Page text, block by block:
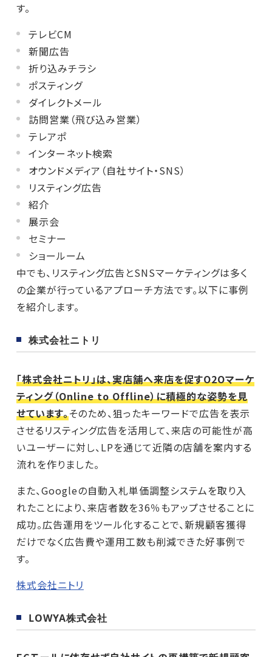
す。
テレビCM
新聞広告
折り込みチラシ
ポスティング
ダイレクトメール
訪問営業（飛び込み営業）
テレアポ
インターネット検索
オウンドメディア（自社サイト・SNS）
リスティング広告
紹介
展示会
セミナー
ショールーム
中でも、リスティング広告とSNSマーケティングは多く
の企業が行っているアプローチ方法です。以下に事例
を紹介します。
株式会社ニトリ
「株式会社ニトリ」は、実店舗へ来店を促すO2Oマーケ
ティング（Online to Offline）に積極的な姿勢を見
せています。そのため、狙ったキーワードで広告を表示
させるリスティング広告を活用して、来店の可能性が高
いユーザーに対し、LPを通じて近隣の店舗を案内する
流れを作りました。
また、Googleの自動入札単価調整システムを取り入
れたことにより、来店者数を36％もアップさせることに
成功。広告運用をツール化することで、新規顧客獲得
だけでなく広告費や運用工数も削減できた好事例で
す。
株式会社ニトリ
LOWYA株式会社